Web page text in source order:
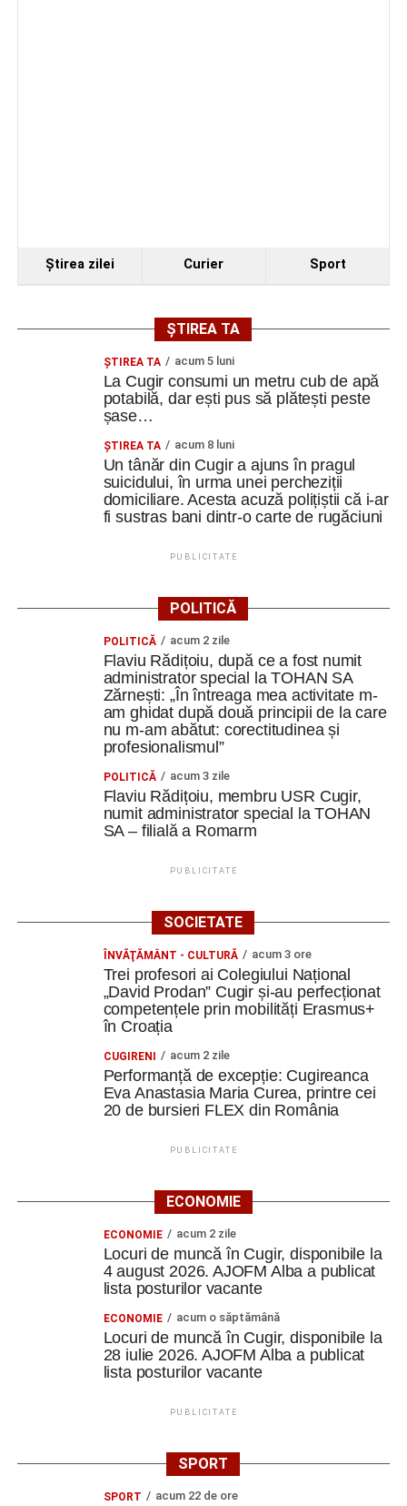
Ştirea zilei Curier Sport
ȘTIREA TA
ȘTIREA TA acum 5 luni
La Cugir consumi un metru cub de apă
potabilă, dar ești pus să plătești peste
șase…
ȘTIREA TA acum 8 luni
Un tânăr din Cugir a ajuns în pragul
suicidului, în urma unei percheziții
domiciliare. Acesta acuză polițiștii că i-ar
fi sustras bani dintr-o carte de rugăciuni
PUBLICITATE
POLITICĂ
POLITICĂ acum 2 zile
Flaviu Rădițoiu, după ce a fost numit
administrator special la TOHAN SA
Zărnești: „În întreaga mea activitate m-
am ghidat după două principii de la care
nu m-am abătut: corectitudinea și
profesionalismul”
POLITICĂ acum 3 zile
Flaviu Rădițoiu, membru USR Cugir,
numit administrator special la TOHAN
SA – filială a Romarm
PUBLICITATE
SOCIETATE
ÎNVĂŢĂMÂNT - CULTURĂ acum 3 ore
Trei profesori ai Colegiului Național
„David Prodan” Cugir și-au perfecționat
competențele prin mobilități Erasmus+
în Croația
CUGIRENI acum 2 zile
Performanță de excepție: Cugireanca
Eva Anastasia Maria Curea, printre cei
20 de bursieri FLEX din România
PUBLICITATE
ECONOMIE
ECONOMIE acum 2 zile
Locuri de muncă în Cugir, disponibile la
4 august 2026. AJOFM Alba a publicat
lista posturilor vacante
ECONOMIE acum o săptămână
Locuri de muncă în Cugir, disponibile la
28 iulie 2026. AJOFM Alba a publicat
lista posturilor vacante
PUBLICITATE
SPORT
SPORT acum 22 de ore